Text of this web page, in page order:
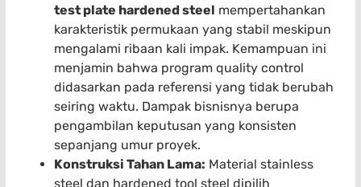
test plate hardened steel mempertahankan
karakteristik permukaan yang stabil meskipun
mengalami ribaan kali impak. Kemampuan ini
menjamin bahwa program quality control
didasarkan pada referensi yang tidak berubah
seiring waktu. Dampak bisnisnya berupa
pengambilan keputusan yang konsisten
sepanjang umur proyek.
Konstruksi Tahan Lama: Material stainless
steel dan hardened tool steel dipilih